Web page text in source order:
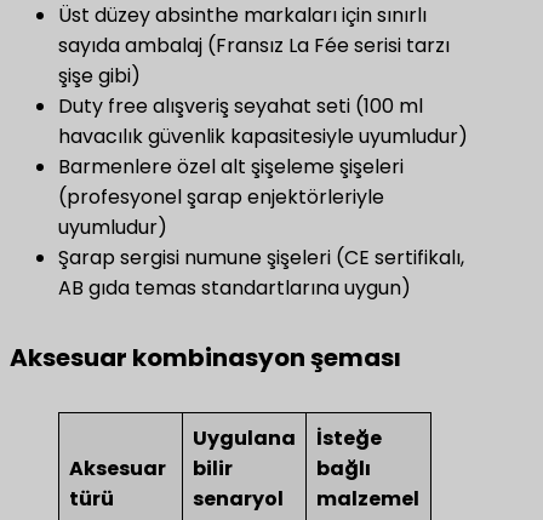
Üst düzey absinthe markaları için sınırlı
sayıda ambalaj (Fransız La Fée serisi tarzı
şişe gibi)
Duty free alışveriş seyahat seti (100 ml
havacılık güvenlik kapasitesiyle uyumludur)
Barmenlere özel alt şişeleme şişeleri
(profesyonel şarap enjektörleriyle
uyumludur)
Şarap sergisi numune şişeleri (CE sertifikalı,
AB gıda temas standartlarına uygun)
Aksesuar kombinasyon şeması
Aksesuar
türü
Uygulana
bilir
senaryol
İsteğe
bağlı
malzemel